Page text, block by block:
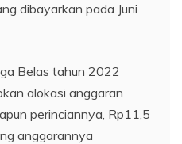
dibayarkan pada Juni
Belas tahun 2022
alokasi anggaran
perinciannya, Rp11,5
anggarannya